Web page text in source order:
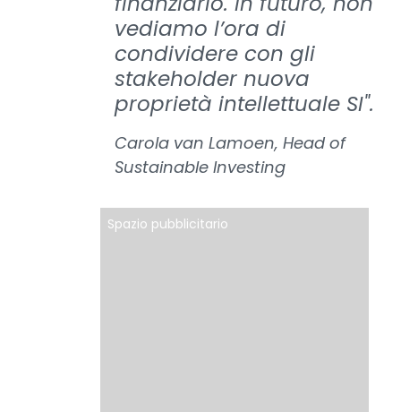
vediamo l’ora di
condividere con gli
stakeholder nuova
proprietà intellettuale SI".
Carola van Lamoen, Head of
Sustainable Investing
Spazio pubblicitario